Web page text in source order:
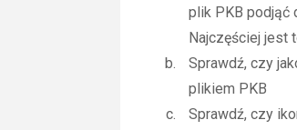
plik PKB podjąć
Najczęściej jest
Sprawdź, czy
plikiem PKB
Sprawdź, czy